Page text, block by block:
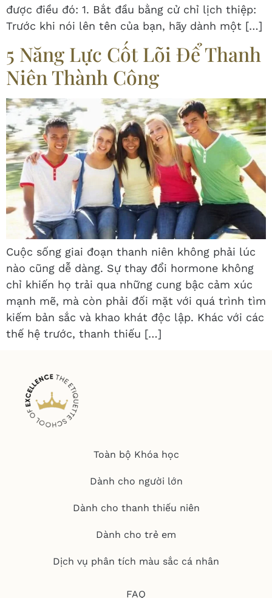
được điều đó: 1. Bắt đầu bằng cử chỉ lịch thiệp:
Trước khi nói lên tên của bạn, hãy dành một […]
5 Năng Lực Cốt Lõi Để Thanh
Niên Thành Công
Cuộc sống giai đoạn thanh niên không phải lúc
nào cũng dễ dàng. Sự thay đổi hormone không
chỉ khiến họ trải qua những cung bậc cảm xúc
mạnh mẽ, mà còn phải đối mặt với quá trình tìm
kiếm bản sắc và khao khát độc lập. Khác với các
thế hệ trước, thanh thiếu […]
Toàn bộ Khóa học
Dành cho người lớn
Dành cho thanh thiếu niên
Dành cho trẻ em
Dịch vụ phân tích màu sắc cá nhân
FAQ